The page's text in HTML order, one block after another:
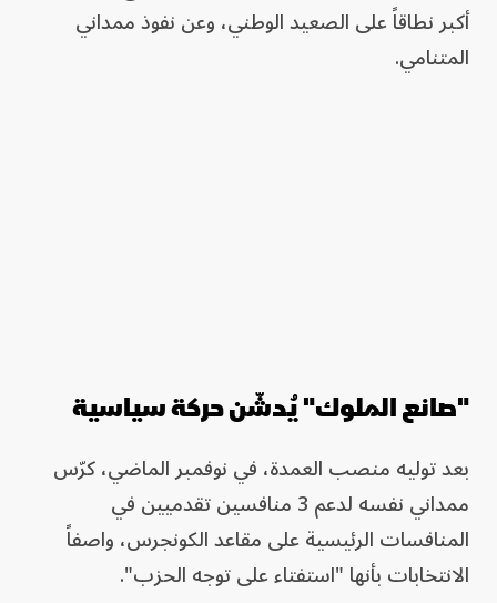
أكبر نطاقاً على الصعيد الوطني، وعن نفوذ ممداني
المتنامي.
"صانع الملوك" يُدشّن حركة سياسية
بعد توليه منصب العمدة، في نوفمبر الماضي، كرّس
ممداني نفسه لدعم 3 منافسين تقدميين في
المنافسات الرئيسية على مقاعد الكونجرس، واصفاً
الانتخابات بأنها "استفتاء على توجه الحزب".